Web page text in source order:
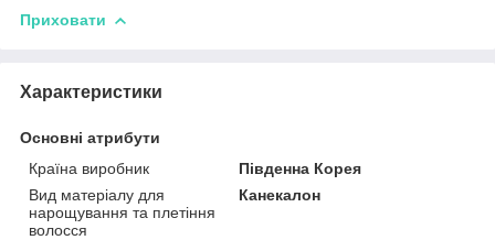
Приховати
Характеристики
Основні атрибути
Країна виробник
Південна Корея
Вид матеріалу для
нарощування та плетіння
волосся
Канекалон